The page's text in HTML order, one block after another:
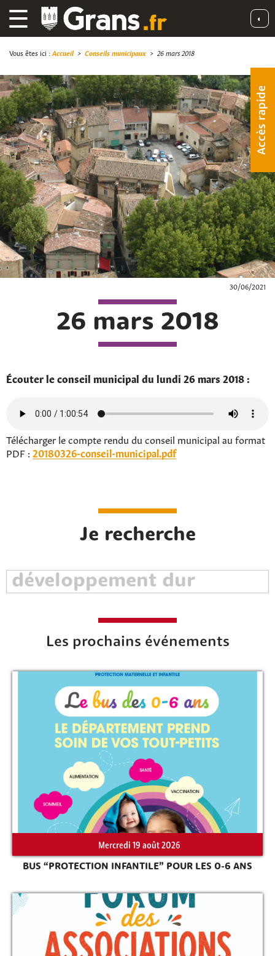
☰ ◐
Accès rapide
Vous êtes ici : Accueil> Conseils municipaux > 26 mars 2018
30/06/2021
26 mars 2018
Écouter le conseil municipal du lundi 26 mars 2018 :
Télécharger le compte rendu du conseil municipal au format
PDF : 20180326-conseil-municipal.pdf
Je recherche
Les prochains événements
Mercredi 19 août 2026
BUS “PROTECTION INFANTILE” POUR LES 0-6 ANS